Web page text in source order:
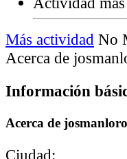
Más actividad No
Acerca de
Información
Acerca de josmanloro
Ciudad: